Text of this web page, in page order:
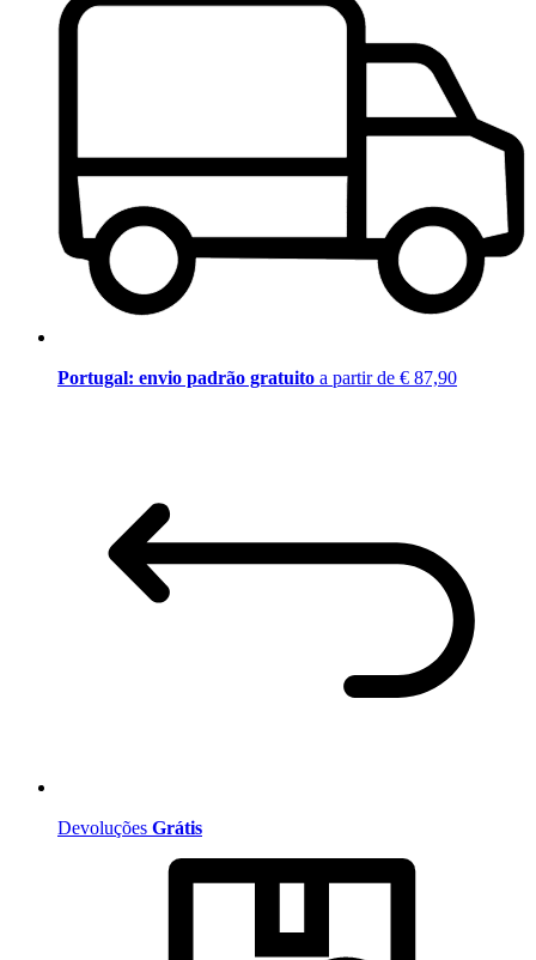
Portugal: envio padrão gratuito a partir de € 87,90
Devoluções Grátis